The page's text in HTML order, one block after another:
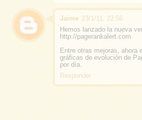
Jaime 23/1/11, 22:56
Hemos lanzado la nueva
http://pagerankalert.com
Entre otras mejoras, ahora
gráficas de evolución de
por día.
Responder